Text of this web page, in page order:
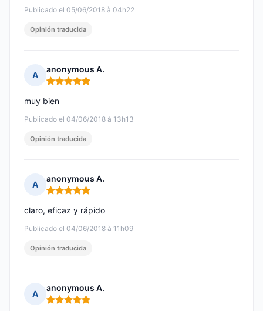
Publicado el 05/06/2018 à 04h22
Opinión traducida
A
anonymous A.
Nota: 5 de 5
Publicado el 04/06/2018 à 13h13
muy bien
Opinión traducida
A
anonymous A.
Nota: 5 de 5
Publicado el 04/06/2018 à 11h09
claro, eficaz y rápido
Opinión traducida
A
anonymous A.
Nota: 5 de 5